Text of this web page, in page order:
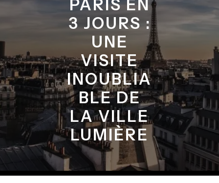
PARIS EN
3 JOURS :
UNE
VISITE
INOUBLIA
BLE DE
LA VILLE
LUMIÈRE